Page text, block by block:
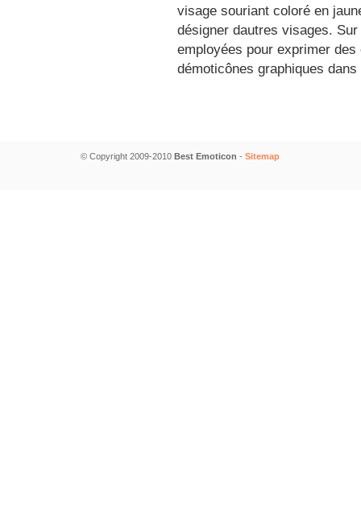
visage souriant coloré en
désigner dautres visages.
employées pour exprimer
démoticônes graphiques
© Copyright 2009-2010 Best Emoticon - Sitemap